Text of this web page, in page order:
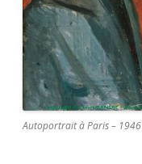
Autoportrait à Paris – 1946